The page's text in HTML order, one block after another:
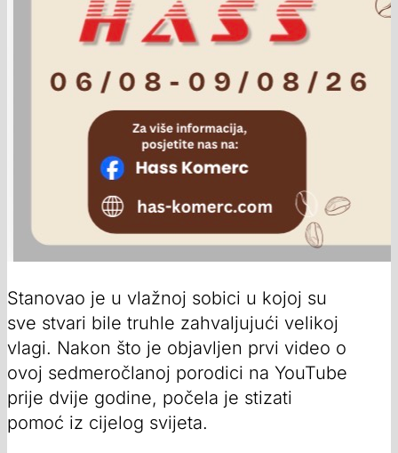
Stanovao je u vlažnoj sobici u kojoj su
sve stvari bile truhle zahvaljujući velikoj
vlagi. Nakon što je objavljen prvi video o
ovoj sedmeročlanoj porodici na YouTube
prije dvije godine, počela je stizati
pomoć iz cijelog svijeta.